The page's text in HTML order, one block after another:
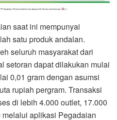
saat ini mempunyai
satu produk andalan.
seluruh masyarakat dari
setoran dapat dilakukan mulai
0,01 gram dengan asumsi
rupiah pergram. Transaksi
di lebih 4.000 outlet, 17.000
aplikasi Pegadaian